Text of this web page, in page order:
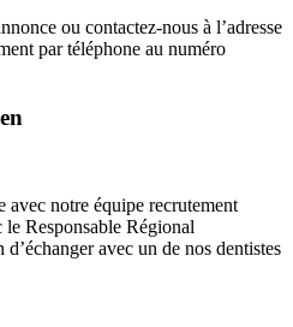
ou contactez-nous à l’adresse
par téléphone au numéro
avec notre équipe recrutement
Responsable Régional
avec un de nos dentistes